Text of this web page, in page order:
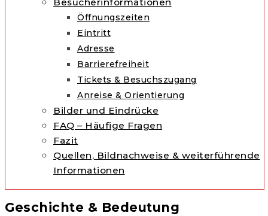
Öffnungszeiten
Eintritt
Adresse
Barrierefreiheit
Tickets & Besuchszugang
Anreise & Orientierung
Bilder und Eindrücke
FAQ – Häufige Fragen
Fazit
Quellen, Bildnachweise & weiterführende
Informationen
Geschichte & Bedeutung